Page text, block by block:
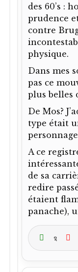
des 60’s :
prudence
contre
physique.
Dans mes
pas ce
plus belles
De Mos?
type était
A ce
de sa
redire
étaient
panache),
2